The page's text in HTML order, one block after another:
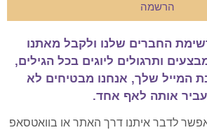
הרשמה
החברים שלנו ולקבל מאתנו
ותרגולים ליוגים בכל הגילים,
המייל שלך, אנחנו מבטיחים לא
אותה לאף אחד.
לדבר איתנו דרך האתר או בוואטסאפ